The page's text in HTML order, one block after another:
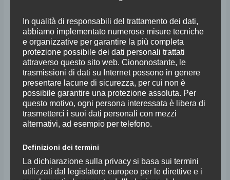
Christophe Giovaninetti e
Tiziano Mealli
30° Festival Pentecoste/wpupdateuser
Domenica 12 Giugno 2016 – ore 21:15 Sala del Cenacolo Abbazia di
San Michele Arcangelo a Passignano TAVARNELLE VAL DI PESA (FI)
Christophe Giovaninetti • violino Tiziano Mealli • pianoforte
Amadeus), Christophe Giovaninetti fonda il Quartetto
In qualità di responsabili del trattamento dei dati,
abbiamo implementato numerose misure tecniche
e organizzative per garantire la più completa
protezione possibile dei dati personali trattati
attraverso questo sito web. Ciononostante, le
trasmissioni di dati su Internet possono in genere
presentare lacune di sicurezza, per cui non è
possibile garantire una protezione assoluta. Per
questo motivo, ogni persona interessata è libera di
trasmetterci i suoi dati personali con mezzi
alternativi, ad esempio per telefono.
Definizioni dei termini
La dichiarazione sulla privacy si basa sui termini
utilizzati dal legislatore europeo per le direttive e i